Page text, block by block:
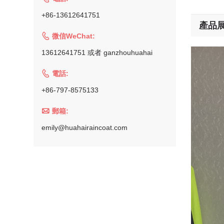
產品
+86-13612641751
 微信WeChat:
13612641751 或者 ganzhouhuahai
 電話:
+86-797-8575133
 郵箱:
emily@huahairaincoat.com